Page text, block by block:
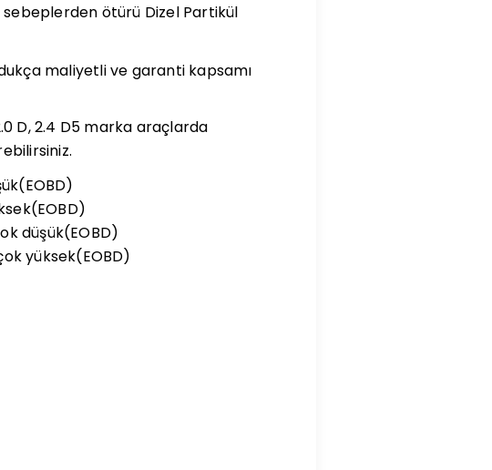
sebeplerden ötürü Dizel Partikül
maliyetli ve garanti kapsamı
D, 2.4 D5 marka araçlarda
düşük(EOBD)
yüksek(EOBD)